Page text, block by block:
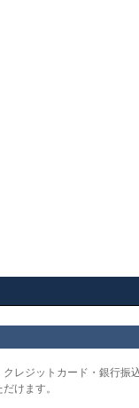
クレジットカード・銀行振
けます。